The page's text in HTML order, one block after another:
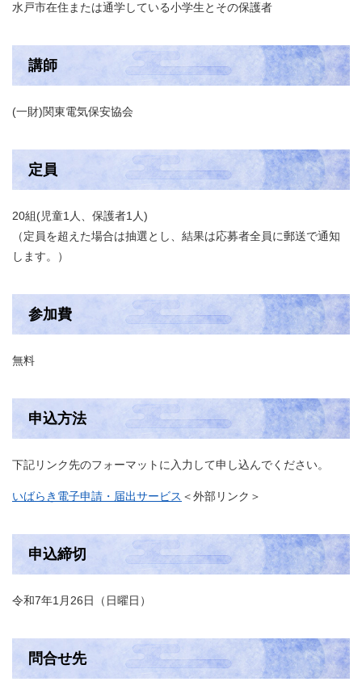
水戸市在住または通学している小学生とその保護者
講師
(一財)関東電気保安協会
定員
20組(児童1人、保護者1人)
（定員を超えた場合は抽選とし、結果は応募者全員に郵送で通知
します。）
参加費
無料
申込方法
下記リンク先のフォーマットに入力して申し込んでください。
いばらき電子申請・届出サービス ＜外部リンク＞
申込締切
令和7年1月26日（日曜日）
問合せ先